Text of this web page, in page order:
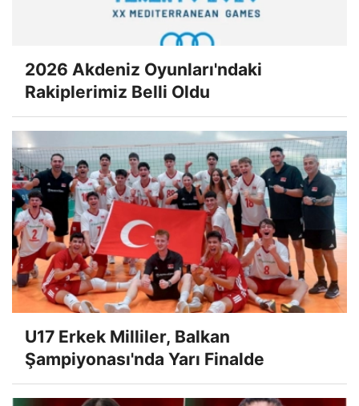
2026 Akdeniz Oyunları'ndaki
Rakiplerimiz Belli Oldu
U17 Erkek Milliler, Balkan
Şampiyonası'nda Yarı Finalde